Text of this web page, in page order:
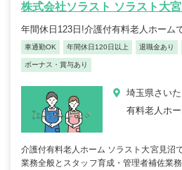
株式会社ソラスト ソラスト大
年間休日123日!介護付有料老人ホーム
車通勤OK 年間休日120日以上 退職金あり
ボーナス・賞与あり
埼玉県さい
有料老人ホ
介護付有料老人ホーム ソラスト大宮見沼
業務全般とスタッフ育成・管理者補佐業